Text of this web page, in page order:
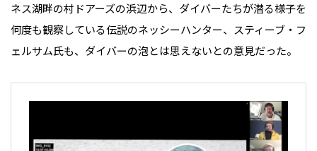
ネス湖畔の村ドアーズの浜辺から、ダイバーたちが潜る様子を
何度も観察している伝説のネッシーハンター、スティーブ・フ
ェルサム氏も、ダイバーの泡とは思えないとの意見だった。